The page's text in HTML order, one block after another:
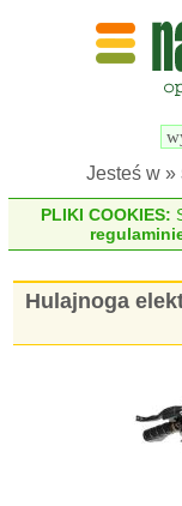
Jesteś w »
PLIKI COOKIES:
Hulajnoga